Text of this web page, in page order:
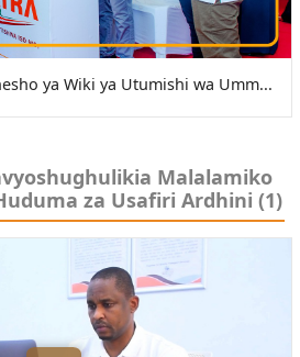
ya Wiki ya Utumishi wa Umm...
Malalamiko
za Usafiri Ardhini(1)